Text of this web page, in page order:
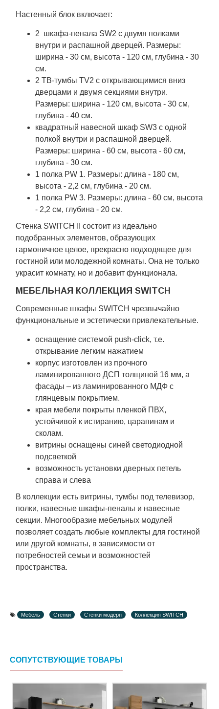
Настенный блок включает:
2 шкафа-пенала SW2 с двумя полками
внутри и распашной дверцей. Размеры:
ширина - 30 см, высота - 120 см, глубина - 30
см.
2 ТВ-тумбы TV2 с открывающимися вниз
дверцами и двумя секциями внутри.
Размеры: ширина - 120 см, высота - 30 см,
глубина - 40 см.
квадратный навесной шкаф SW3 с одной
полкой внутри и распашной дверцей.
Размеры: ширина - 60 см, высота - 60 см,
глубина - 30 см.
1 полка PW 1. Размеры: длина - 180 см,
высота - 2,2 см, глубина - 20 см.
1 полка PW 3. Размеры: длина - 60 см, высота
- 2,2 см, глубина - 20 см.
Стенка SWITCH II состоит из идеально
подобранных элементов, образующих
гармоничное целое, прекрасно подходящее для
гостиной или молодежной комнаты. Она не только
украсит комнату, но и добавит функционала.
МЕБЕЛЬНАЯ КОЛЛЕКЦИЯ SWITCH
Современные шкафы SWITCH чрезвычайно
функциональные и эстетически привлекательные.
оснащение системой push-click, т.е.
открывание легким нажатием
корпус изготовлен из прочного
ламинированного ДСП толщиной 16 мм, а
фасады – из ламинированного МДФ с
глянцевым покрытием.
края мебели покрыты пленкой ПВХ,
устойчивой к истиранию, царапинам и
сколам.
витрины оснащены синей светодиодной
подсветкой
возможность установки дверных петель
справа и слева
В коллекции есть витрины, тумбы под телевизор,
полки, навесные шкафы-пеналы и навесные
секции. Многообразие мебельных модулей
позволяет создать любые комплекты для гостиной
или другой комнаты, в зависимости от
потребностей семьи и возможностей
пространства.
Мебель Стенки Стенки модерн Коллекция SWITCH
СОПУТСТВУЮЩИЕ ТОВАРЫ